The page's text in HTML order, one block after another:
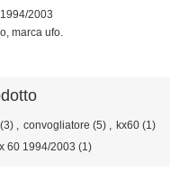
2003
marca ufo.
(3) , convogliatore (5) , kx60 (1)
60 1994/2003 (1)